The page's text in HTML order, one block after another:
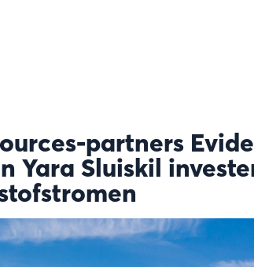
partners
Yara Sluiskil